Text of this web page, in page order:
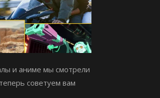
и аниме мы смотрели
советуем вам